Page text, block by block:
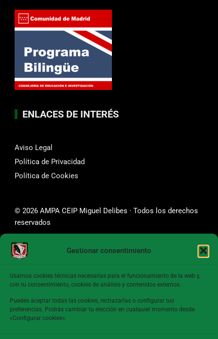
Gestionar consentimiento
Usamos cookies técnicas necesarias para el funcionamiento de la web y,
con tu consentimiento, cookies de análisis y contenidos externos.
Puedes aceptar todas las cookies, rechazarlas o configurar tus
preferencias. Podrás cambiar tu elección en cualquier momento desde
«Configurar cookies».
ENLACES DE INTERÉS
Aviso Legal
Política de Privacidad
Política de Cookies
© 2026 AMPA CEIP Miguel Delibes · Todos los derechos
reservados
SÍGUENOS
CONTACTA CON NOSOTROS